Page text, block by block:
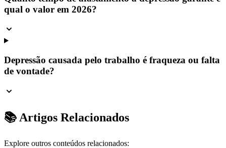
qual o valor em 2026?
Depressão causada pelo trabalho é fraqueza ou falta
de vontade?
📚 Artigos Relacionados
Explore outros conteúdos relacionados: